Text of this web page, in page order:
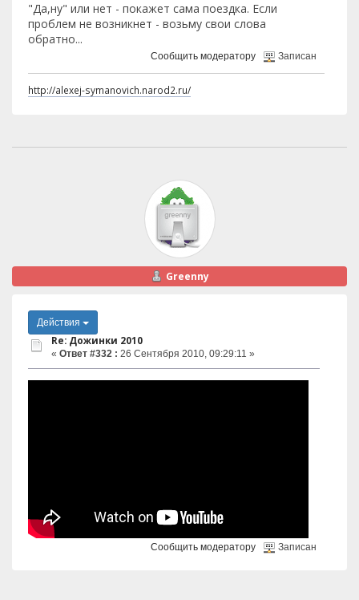
"Да,ну" или нет - покажет сама поездка. Если
проблем не возникнет - возьму свои слова
обратно...
Сообщить модератору Записан
http://alexej-symanovich.narod2.ru/
Greenny
Действия
Re: Дожинки 2010
« Ответ #332 : 26 Сентября 2010, 09:29:11 »
Сообщить модератору Записан